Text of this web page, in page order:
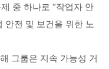
중 하나로 “작업자 안
안전 및 보건을 위한 노
그룹은 지속 가능성 거